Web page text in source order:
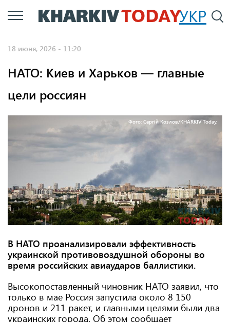
Перейти
к
УКР
18 июня, 2026 - 11:20
НАТО: Киев и Харьков — главные
цели россиян
Фото: Сергій Козлов/KHARKIV Today.
В НАТО проанализировали эффективность
украинской противовоздушной обороны во
время российских авиаударов баллистики.
Высокопоставленный чиновник НАТО заявил, что
только в мае Россия запустила около 8 150
дронов и 211 ракет, и главными целями были два
украинских города. Об этом сообщает